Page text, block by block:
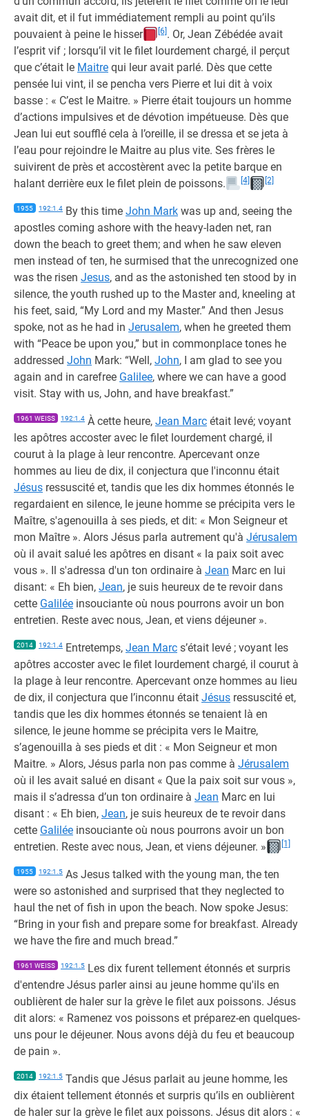
avait dit, et il fut immédiatement rempli au point qu’ils
pouvaient à peine le hisser
[6] . Or, Jean Zébédée avait
l’esprit vif ; lorsqu’il vit le filet lourdement chargé, il perçut
que c’était le Maitre qui leur avait parlé. Dès que cette
pensée lui vint, il se pencha vers Pierre et lui dit à voix
basse : « C’est le Maitre. » Pierre était toujours un homme
d’actions impulsives et de dévotion impétueuse. Dès que
Jean lui eut soufflé cela à l’oreille, il se dressa et se jeta à
l’eau pour rejoindre le Maitre au plus vite. Ses frères le
suivirent de près et accostèrent avec la petite barque en
halant derrière eux le filet plein de poissons.
[4] [2]
1955 192:1.4 By this time John Mark was up and, seeing the
apostles coming ashore with the heavy-laden net, ran
down the beach to greet them; and when he saw eleven
men instead of ten, he surmised that the unrecognized one
was the risen Jesus, and as the astonished ten stood by in
silence, the youth rushed up to the Master and, kneeling at
his feet, said, “My Lord and my Master.” And then Jesus
spoke, not as he had in Jerusalem, when he greeted them
with “Peace be upon you,” but in commonplace tones he
addressed John Mark: “Well, John, I am glad to see you
again and in carefree Galilee, where we can have a good
visit. Stay with us, John, and have breakfast.”
1961 WEISS 192:1.4 À cette heure, Jean Marc était levé; voyant
les apôtres accoster avec le filet lourdement chargé, il
courut à la plage à leur rencontre. Apercevant onze
hommes au lieu de dix, il conjectura que l'inconnu était
Jésus ressuscité et, tandis que les dix hommes étonnés le
regardaient en silence, le jeune homme se précipita vers le
Maître, s'agenouilla à ses pieds, et dit: « Mon Seigneur et
mon Maître ». Alors Jésus parla autrement qu'à Jérusalem
où il avait salué les apôtres en disant « la paix soit avec
vous ». Il s'adressa d'un ton ordinaire à Jean Marc en lui
disant: « Eh bien, Jean, je suis heureux de te revoir dans
cette Galilée insouciante où nous pourrons avoir un bon
entretien. Reste avec nous, Jean, et viens déjeuner ».
2014 192:1.4 Entretemps, Jean Marc s’était levé ; voyant les
apôtres accoster avec le filet lourdement chargé, il courut à
la plage à leur rencontre. Apercevant onze hommes au lieu
de dix, il conjectura que l’inconnu était Jésus ressuscité et,
tandis que les dix hommes étonnés se tenaient là en
silence, le jeune homme se précipita vers le Maitre,
s’agenouilla à ses pieds et dit : « Mon Seigneur et mon
Maitre. » Alors, Jésus parla non pas comme à Jérusalem
où il les avait salué en disant « Que la paix soit sur vous »,
mais il s’adressa d’un ton ordinaire à Jean Marc en lui
disant : « Eh bien, Jean, je suis heureux de te revoir dans
cette Galilée insouciante où nous pourrons avoir un bon
entretien. Reste avec nous, Jean, et viens déjeuner. »
[1]
1955 192:1.5 As Jesus talked with the young man, the ten
were so astonished and surprised that they neglected to
haul the net of fish in upon the beach. Now spoke Jesus:
“Bring in your fish and prepare some for breakfast. Already
we have the fire and much bread.”
1961 WEISS 192:1.5 Les dix furent tellement étonnés et surpris
d'entendre Jésus parler ainsi au jeune homme qu'ils en
oublièrent de haler sur la grève le filet aux poissons. Jésus
dit alors: « Ramenez vos poissons et préparez-en quelques-
uns pour le déjeuner. Nous avons déjà du feu et beaucoup
de pain ».
2014 192:1.5 Tandis que Jésus parlait au jeune homme, les
dix étaient tellement étonnés et surpris qu’ils en oublièrent
de haler sur la grève le filet aux poissons. Jésus dit alors : «